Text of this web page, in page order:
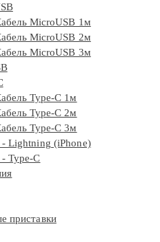
MicroUSB 1м
MicroUSB 2м
MicroUSB 3м
Type-C 1м
Type-C 2м
Type-C 3м
- Lightning (iPhone)
Type-C
приставки